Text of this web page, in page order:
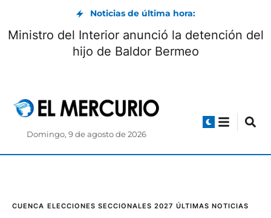
Noticias de última hora:
Ministro del Interior anunció la detención del
hijo de Baldor Bermeo
Domingo, 9 de agosto de 2026
CUENCA ELECCIONES SECCIONALES 2027 ÚLTIMAS NOTICIAS